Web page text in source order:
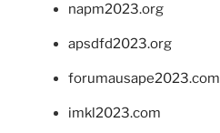
napm2023.org
apsdfd2023.org
forumausape2023.com
imkl2023.com